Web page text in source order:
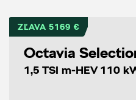
ZĽAVA 5169 €
Octavia
1,5 TSI m-HEV 110